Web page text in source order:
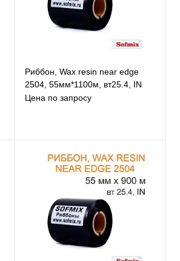
Риббон, Wax resin near edge
2504, 55мм*1100м, вт25.4, IN
Цена по запросу
В избранное
К сравнению
Под заказ